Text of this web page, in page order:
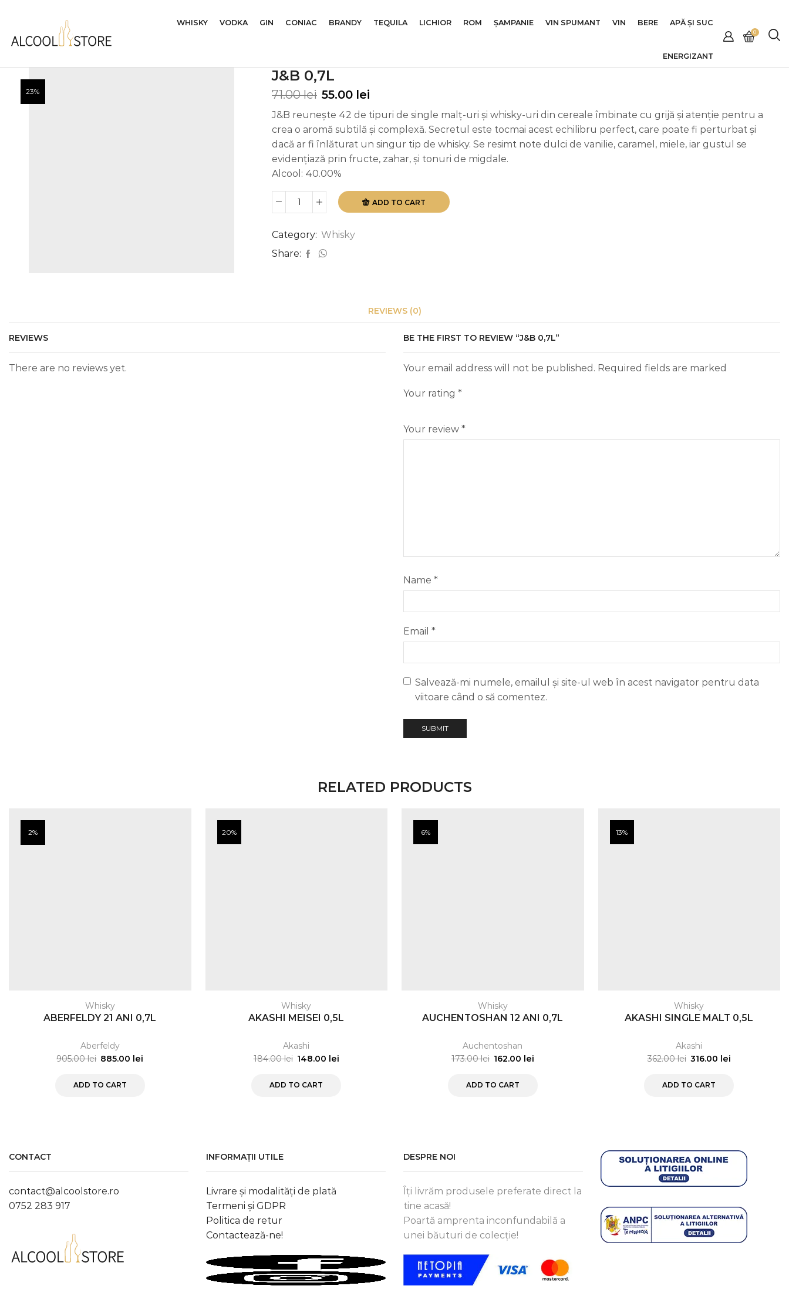
WHISKY VODKA GIN CONIAC BRANDY TEQUILA LICHIOR ROM ȘAMPANIE VIN SPUMANT VIN BERE APĂ ȘI SUC
ENERGIZANT
0
23%
J&B 0,7L
71.00lei 55.00 lei
J&B reunește 42 de tipuri de single malț-uri și whisky-uri din cereale îmbinate cu grijă și atenție pentru a
crea o aromă subtilă și complexă. Secretul este tocmai acest echilibru perfect, care poate fi perturbat și
dacă ar fi înlăturat un singur tip de whisky. Se resimt note dulci de vanilie, caramel, miele, iar gustul se
evidențiază prin fructe, zahar, și tonuri de migdale.
Alcool: 40.00%
J&B
quantity
ADD TO CART
Category: Whisky
Share:
REVIEWS (0)
REVIEWS
There are no reviews yet.
BE THE FIRST TO REVIEW “J&B 0,7L”
Your email address will not be published. Required fields are marked
Your rating *
Your review *
Name *
Email *
Salvează-mi numele, emailul și site-ul web în acest navigator pentru data
viitoare când o să comentez.
RELATED PRODUCTS
2%
Whisky
ABERFELDY 21 ANI 0,7L
Aberfeldy
905.00lei 885.00 lei
ADD TO CART
20%
Whisky
AKASHI MEISEI 0,5L
Akashi
184.00lei 148.00 lei
ADD TO CART
6%
Whisky
AUCHENTOSHAN 12 ANI 0,7L
Auchentoshan
173.00lei 162.00 lei
ADD TO CART
13%
Whisky
AKASHI SINGLE MALT 0,5L
Akashi
362.00lei 316.00 lei
ADD TO CART
CONTACT
contact@alcoolstore.ro
0752 283 917
INFORMAȚII UTILE
Livrare și modalități de plată
Termeni și GDPR
Politica de retur
Contactează-ne!
DESPRE NOI
Îți livrăm produsele preferate direct la
tine acasă!
Poartă amprenta inconfundabilă a
unei băuturi de colecție!